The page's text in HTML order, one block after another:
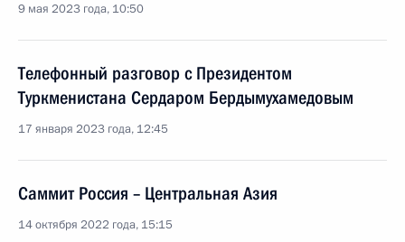
9 мая 2023 года, 10:50
Телефонный разговор с Президентом
Туркменистана Сердаром Бердымухамедовым
17 января 2023 года, 12:45
Саммит Россия – Центральная Азия
14 октября 2022 года, 15:15